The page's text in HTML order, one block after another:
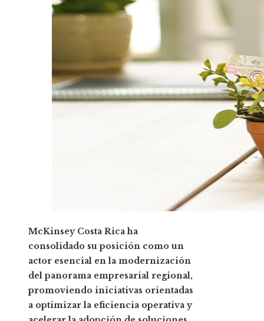
McKinsey Costa Rica ha
consolidado su posición como un
actor esencial en la modernización
del panorama empresarial regional,
promoviendo iniciativas orientadas
a optimizar la eficiencia operativa y